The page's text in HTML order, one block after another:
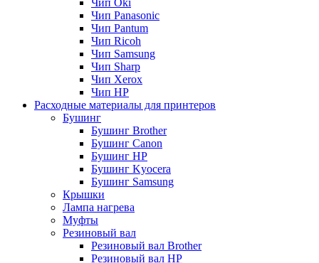
Чип Oki
Чип Panasonic
Чип Pantum
Чип Ricoh
Чип Samsung
Чип Sharp
Чип Xerox
Чип НР
Расходные материалы для принтеров
Бушинг
Бушинг Brother
Бушинг Canon
Бушинг HP
Бушинг Kyocera
Бушинг Samsung
Крышки
Лампа нагрева
Муфты
Резиновый вал
Резиновый вал Brother
Резиновый вал HP